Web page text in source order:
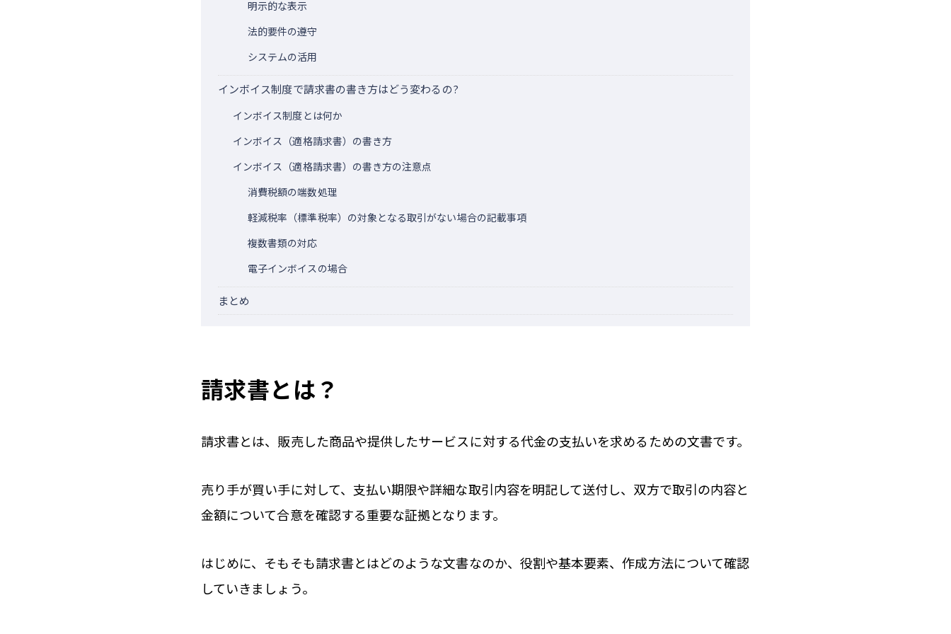
明示的な表示
法的要件の遵守
システムの活用
インボイス制度で請求書の書き方はどう変わるの?
インボイス制度とは何か
インボイス（適格請求書）の書き方
インボイス（適格請求書）の書き方の注意点
消費税額の端数処理
軽減税率（標準税率）の対象となる取引がない場合の記載事項
複数書類の対応
電子インボイスの場合
まとめ
請求書とは？
請求書とは、販売した商品や提供したサービスに対する代金の支払いを求めるための文書です。
売り手が買い手に対して、支払い期限や詳細な取引内容を明記して送付し、双方で取引の内容と
金額について合意を確認する重要な証拠となります。
はじめに、そもそも請求書とはどのような文書なのか、役割や基本要素、作成方法について確認
していきましょう。